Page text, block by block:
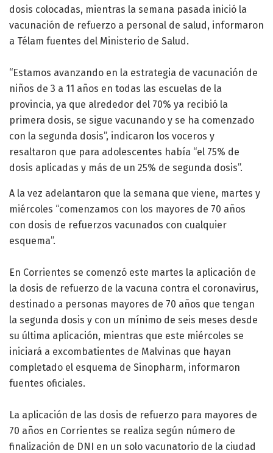
dosis colocadas, mientras la semana pasada inició la
vacunación de refuerzo a personal de salud, informaron
a Télam fuentes del Ministerio de Salud.
“Estamos avanzando en la estrategia de vacunación de
niños de 3 a 11 años en todas las escuelas de la
provincia, ya que alrededor del 70% ya recibió la
primera dosis, se sigue vacunando y se ha comenzado
con la segunda dosis”, indicaron los voceros y
resaltaron que para adolescentes había “el 75% de
dosis aplicadas y más de un 25% de segunda dosis”.
A la vez adelantaron que la semana que viene, martes y
miércoles “comenzamos con los mayores de 70 años
con dosis de refuerzos vacunados con cualquier
esquema”.
En Corrientes se comenzó este martes la aplicación de
la dosis de refuerzo de la vacuna contra el coronavirus,
destinado a personas mayores de 70 años que tengan
la segunda dosis y con un mínimo de seis meses desde
su última aplicación, mientras que este miércoles se
iniciará a excombatientes de Malvinas que hayan
completado el esquema de Sinopharm, informaron
fuentes oficiales.
La aplicación de las dosis de refuerzo para mayores de
70 años en Corrientes se realiza según número de
finalización de DNI en un solo vacunatorio de la ciudad